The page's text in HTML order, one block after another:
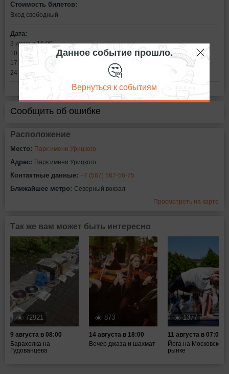
Стоимость билетов:
Вход свободный
Дата:
3 июня в 16:00
10 июня в 17:00
17 июня в 18:00
24 июня в 15:00
Сообщить об ошибке
Расположение
Место: Парк имени Урицкого
Адрес: Парк имени Урицкого
Контактные данные: +7 (567) 567-56-75
Ближайшее метро: Северный вокзал
Просмотреть на карте
Так же вам может быть интересно
72921
9 августа в 08:00
Барахолка на
Гудованцева
873
14 августа в 18:00
Вечер джаза и шахмат
1377
11 августа в 07:00
Йога на Московском
рынке
Данное событие прошло.
🤔
Вернуться к событиям